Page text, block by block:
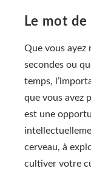
Le mot
Que vous ayez
secondes ou
temps,
que vous avez
est une
cerveau, à
cultiver votre